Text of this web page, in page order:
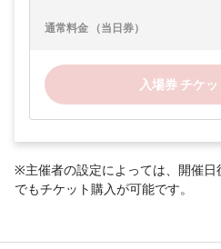
通常料金 （当日券）
入場券 チケ
※主催者の設定によっては、開催日
でもチケット購入が可能です。